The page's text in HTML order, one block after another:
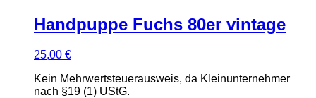
Handpuppe Fuchs 80er vintage
25,00 €
Kein Mehrwertsteuerausweis, da Kleinunternehmer
nach §19 (1) UStG.